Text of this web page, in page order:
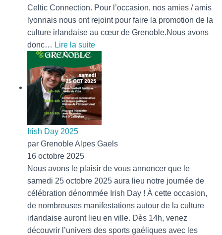
Celtic Connection. Pour l’occasion, nos amies / amis
lyonnais nous ont rejoint pour faire la promotion de la
culture irlandaise au cœur de Grenoble.Nous avons
donc… Lire la suite:
sur
l’Irish
Irish Day 2025
par Grenoble Alpes Gaels
16 octobre 2025
Nous avons le plaisir de vous annoncer que le
samedi 25 octobre 2025 aura lieu notre journée de
célébration dénommée Irish Day ! À cette occasion,
de nombreuses manifestations autour de la culture
irlandaise auront lieu en ville. Dès 14h, venez
découvrir l’univers des sports gaéliques avec les